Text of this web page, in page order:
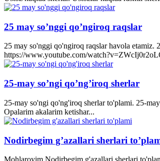
25 may so’nggi qo’ngiroq raqslar
25 may so'nggi qo'ngiroq raqslar havola
https://www.youtube.com/
25-may so’ngi qo’ng’iroq sherlar
25-may so'ngi qo'ng'iroq sherlar to'plami. 25-
Opalarim akalarim ketishar...
Nodirbegim g’azallari sherlari